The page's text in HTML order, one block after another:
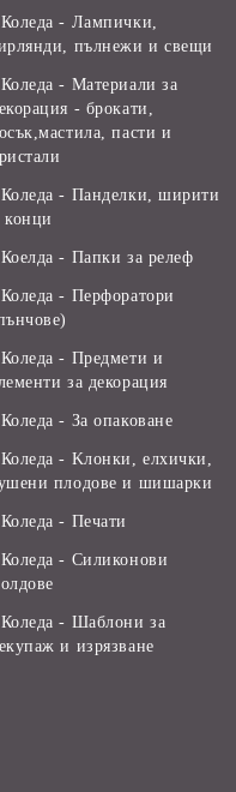
Коледа - Лампички,
пълнежи и свещи
Коледа - Материали за
- брокати,
пасти и
Коледа - Панделки, ширити
конци
Коелда - Папки за релеф
Коледа - Перфоратори
Коледа - Предмети и
за декорация
Коледа - За опаковане
Коледа - Kлонки, елхички,
плодове и шишарки
Коледа - Печати
Коледа - Силиконови
Коледа - Шаблони за
и изрязване